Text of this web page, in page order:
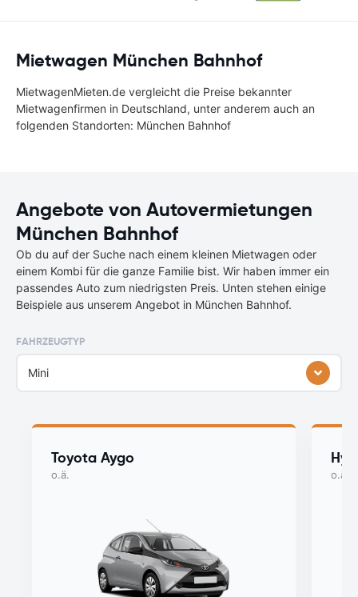
Mietwagen München Bahnhof
MietwagenMieten.de vergleicht die Preise bekannter
Mietwagenfirmen in Deutschland, unter anderem auch an
folgenden Standorten: München Bahnhof
Angebote von Autovermietungen
München Bahnhof
Ob du auf der Suche nach einem kleinen Mietwagen oder
einem Kombi für die ganze Familie bist. Wir haben immer ein
passendes Auto zum niedrigsten Preis. Unten stehen einige
Beispiele aus unserem Angebot in München Bahnhof.
FAHRZEUGTYP
Mini
Toyota Aygo
o.ä. o.ä.